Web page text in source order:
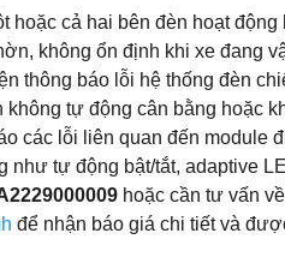
hoặc cả hai bên đèn hoạt động
không ổn định khi xe đang
thông báo lỗi hệ thống đèn
không tự động cân bằng hoặc
các lỗi liên quan đến module
như tự động bật/tắt, adaptive
hoặc cần tư vấn
để nhận báo giá chi tiết và